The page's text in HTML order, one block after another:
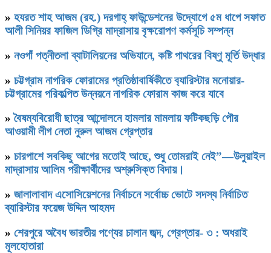
» হযরত শাহ আজম (রহ.) দরগাহ্ ফাউন্ডেশনের উদ্যোগে ৫ম ধাপে সফাত
আলী সিনিয়র ফাজিল ডিগ্রি মাদ্রাসায় বৃক্ষরোপণ কর্মসূচি সম্পন্ন
» নওগাঁ পত্নীতলা ব্যাটালিয়নের অভিযানে, কষ্টি পাথরের বিষ্ণু মূর্তি উদ্ধার
» চট্টগ্রাম নাগরিক ফোরামের প্রতিষ্ঠাবার্ষিকীতে ব‍্যারিস্টার মনোয়ার-
চট্টগ্রামের পরিকল্পিত উন্নয়নে নাগরিক ফোরাম কাজ করে যাবে
»বৈষম্যবিরোধী ছাত্র আন্দোলনে হামলার মামলায় ফটিকছড়ি পৌর
আওয়ামী লীগ নেতা নুরুল আজম গ্রেপ্তার
» চারপাশে সবকিছু আগের মতোই আছে, শুধু তোমরাই নেই”—উলুয়াইল
মাদ্রাসায় আলিম পরীক্ষার্থীদের অশ্রুসিক্ত বিদায়।
» জালালাবাদ এসোসিয়েশনের নির্বাচনে সর্বোচ্চ ভোটে সদস্য নির্বাচিত
ব্যারিস্টার ফয়েজ উদ্দিন আহমদ
» শেরপুরে অবৈধ ভারতীয় পণ্যের চালান জব্দ, গ্রেপ্তার- ৩ : অধরাই
মূলহোতারা